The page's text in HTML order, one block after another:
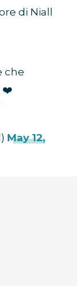
di Niall
che
❤️
May 12,